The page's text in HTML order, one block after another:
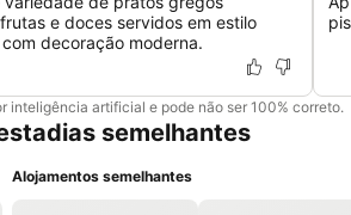
e doces servidos em estilo
decoração moderna.
inteligência artificial e pode não ser 100% correto.
semelhantes
Alojamentos semelhantes